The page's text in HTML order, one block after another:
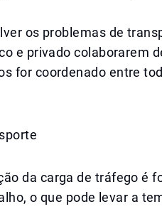
os problemas de
e privado colaborarem
for coordenado entre
da carga de tráfego é
o que pode levar a